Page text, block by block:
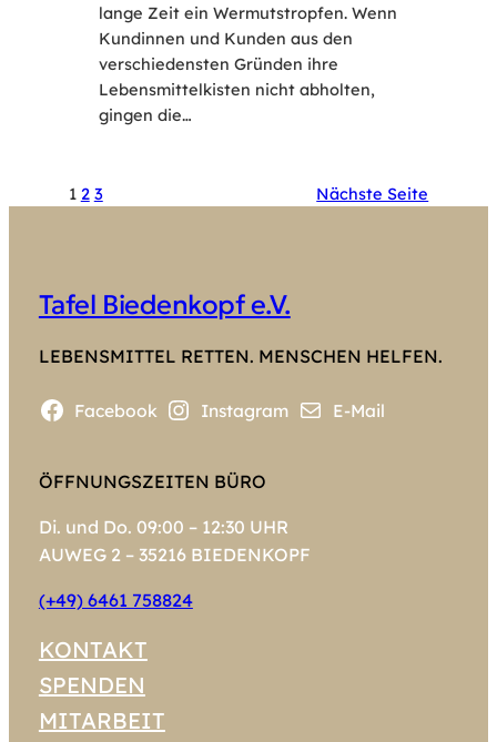
lange Zeit ein Wermutstropfen. Wenn
Kundinnen und Kunden aus den
verschiedensten Gründen ihre
Lebensmittelkisten nicht abholten,
gingen die…
1 2 3 Nächste Seite
Tafel Biedenkopf e.V.
LEBENSMITTEL RETTEN. MENSCHEN HELFEN.
Facebook Instagram E-Mail
ÖFFNUNGSZEITEN BÜRO
Di. und Do. 09:00 – 12:30 UHR
AUWEG 2 – 35216 BIEDENKOPF
(+49) 6461 758824
KONTAKT
SPENDEN
MITARBEIT